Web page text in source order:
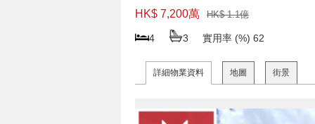
HK$ 7,200萬
HK$ 1.1億
4 3 實用率 (%) 62
詳細物業資料 地圖 街景